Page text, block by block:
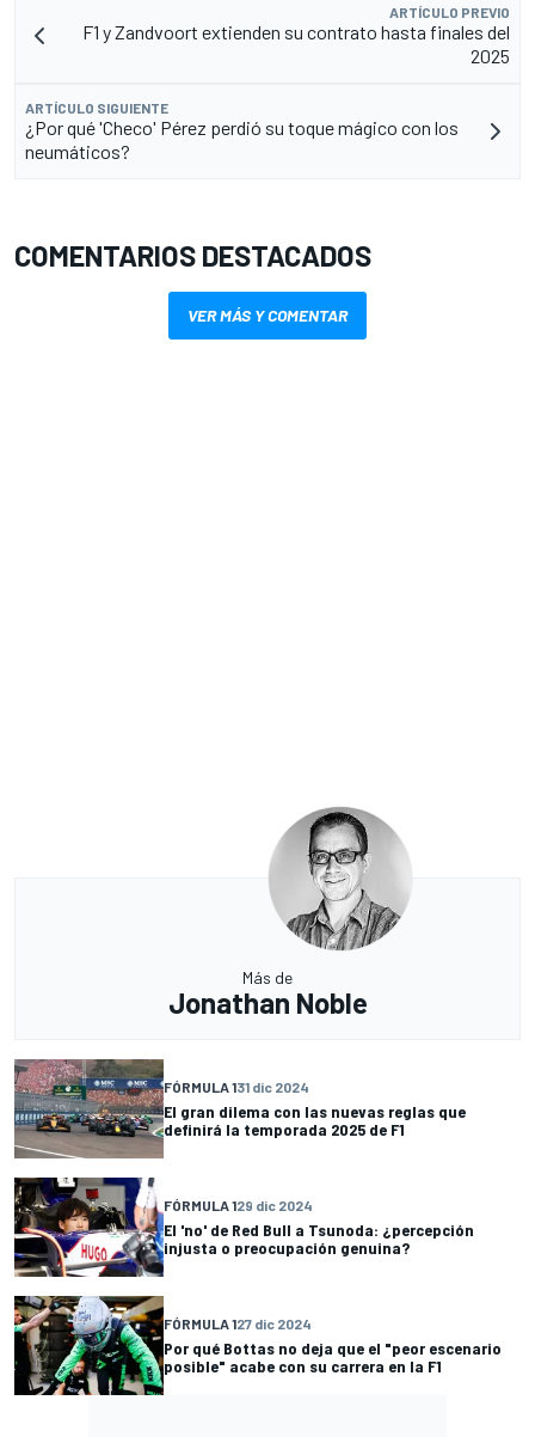
ARTÍCULO PREVIO
F1 y Zandvoort extienden su contrato hasta finales del
2025
ARTÍCULO SIGUIENTE
¿Por qué 'Checo' Pérez perdió su toque mágico con los
neumáticos?
COMENTARIOS DESTACADOS
VER MÁS Y COMENTAR
Más de
Jonathan Noble
FÓRMULA 131 dic 2024
El gran dilema con las nuevas reglas que
definirá la temporada 2025 de F1
FÓRMULA 129 dic 2024
El 'no' de Red Bull a Tsunoda: ¿percepción
injusta o preocupación genuina?
FÓRMULA 127 dic 2024
Por qué Bottas no deja que el "peor escenario
posible" acabe con su carrera en la F1